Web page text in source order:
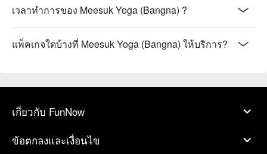
เวลาทำการของ Meesuk Yoga (Bangna) ?
แพ็คเกจใดบ้างที่ Meesuk Yoga (Bangna) ให้บริการ?
เกี่ยวกับ FunNow
ข้อตกลงและเงื่อนไข